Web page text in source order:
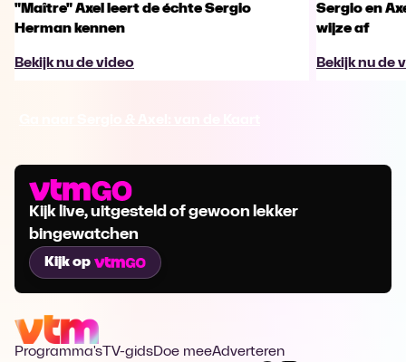
"Maître" Axel leert de échte Sergio
Herman kennen
Bekijk nu de video
Sergio en
wijze af
Bekijk nu de
Kijk live, uitgesteld of gewoon lekker
bingewatchen
Kijk op
Programma's TV-gidsDoe meeAdverteren